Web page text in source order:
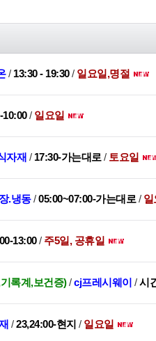
/ 13:30 - 19:30/ 일요일,명절
10:00/ 일요일
자재 / 17:30-가는대로 / 토요일
.냉동/05:00~07:00-가는대로 / 일
13:00/ 주5일, 공휴일
록계,보건증)/cj프레시웨이 /시
/23,24:00-현지 / 일요일